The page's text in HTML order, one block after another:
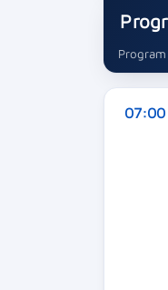
Program
07:00